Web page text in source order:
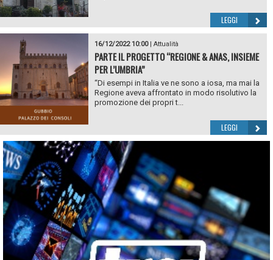
LEGGI
16/12/2022 10:00| Attualità
PARTE IL PROGETTO “REGIONE & ANAS, INSIEME
PER L’UMBRIA”
“Di esempi in Italia ve ne sono a iosa, ma mai la
Regione aveva affrontato in modo risolutivo la
promozione dei propri t...
LEGGI